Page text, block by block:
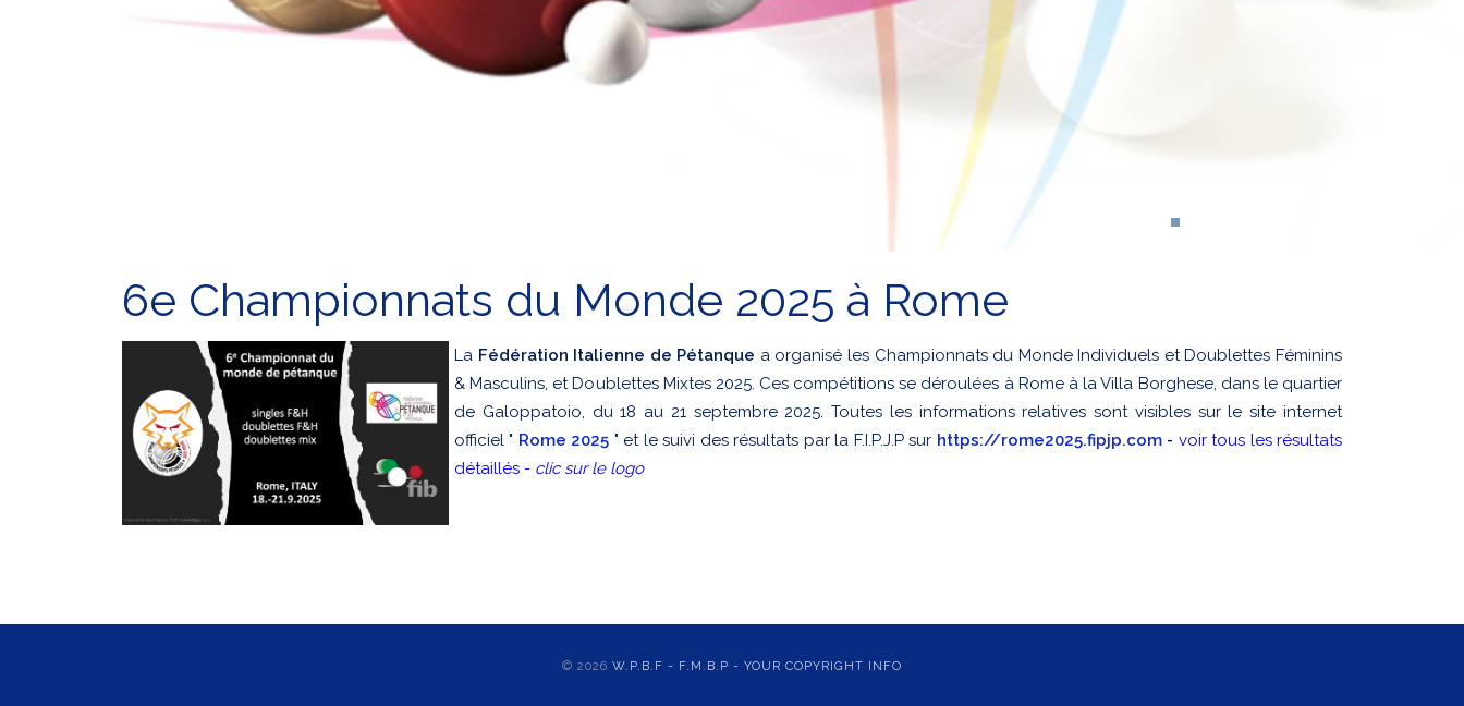
6e Championnats du Monde 2025 à Rome
La Fédération Italienne de Pétanque a organisé les Championnats du Monde Individuels et Doublettes Féminins
& Masculins, et Doublettes Mixtes 2025. Ces compétitions se déroulées à Rome à la Villa Borghese, dans le quartier
de Galoppatoio, du 18 au 21 septembre 2025. Toutes les informations relatives sont visibles sur le site internet
officiel " Rome 2025 " et le suivi des résultats par la F.I.P.J.P sur https://rome2025.fipjp.com- voir tous les résultats
détaillés - clic sur le logo
© 2026 W.P.B.F - F.M.B.P - YOUR COPYRIGHT INFO